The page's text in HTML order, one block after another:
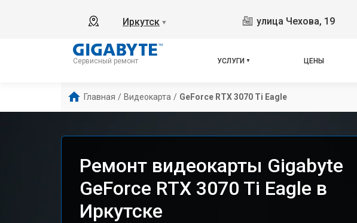
Иркутск ▼ улица Чехова, 19
Сервисный ремонт УСЛУГИ ЦЕНЫ
Главная / Видеокарта / GeForce RTX 3070 Ti Eagle
Ремонт видеокарты Gigabyte
GeForce RTX 3070 Ti Eagle в
Иркутске